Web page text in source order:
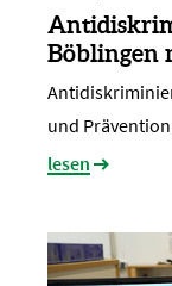
Böblingen
und
lesen